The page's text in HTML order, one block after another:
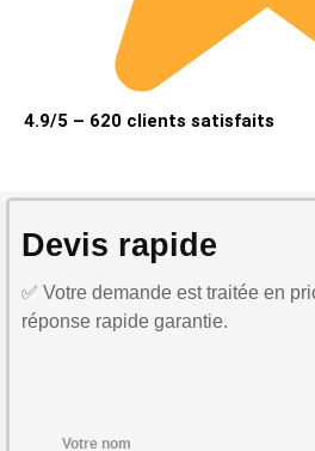
4.9/5 – 620 clients satisfaits
Devis rapide
✅ Votre demande est traitée en
réponse rapide garantie.
Votre nom